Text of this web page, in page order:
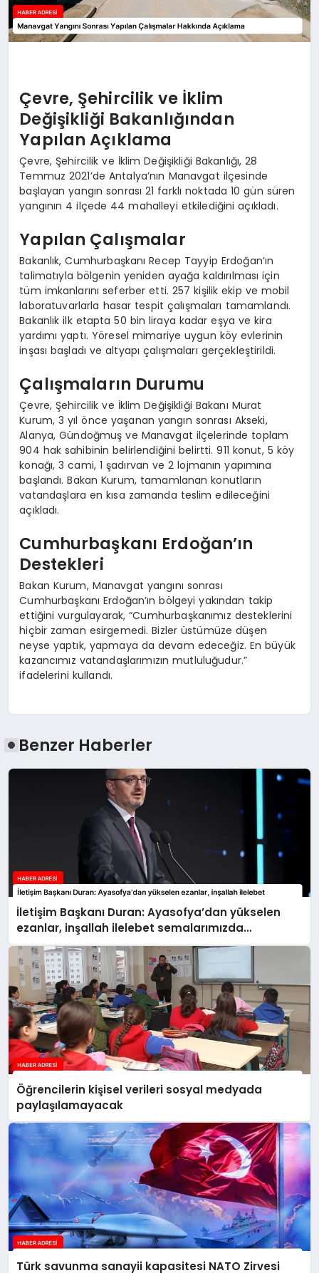
Çevre, Şehircilik ve İklim
Değişikliği Bakanlığından
Yapılan Açıklama
Çevre, Şehircilik ve İklim Değişikliği Bakanlığı, 28
Temmuz 2021’de Antalya’nın Manavgat ilçesinde
başlayan yangın sonrası 21 farklı noktada 10 gün süren
yangının 4 ilçede 44 mahalleyi etkilediğini açıkladı.
Yapılan Çalışmalar
Bakanlık, Cumhurbaşkanı Recep Tayyip Erdoğan’ın
talimatıyla bölgenin yeniden ayağa kaldırılması için
tüm imkanlarını seferber etti. 257 kişilik ekip ve mobil
laboratuvarlarla hasar tespit çalışmaları tamamlandı.
Bakanlık ilk etapta 50 bin liraya kadar eşya ve kira
yardımı yaptı. Yöresel mimariye uygun köy evlerinin
inşası başladı ve altyapı çalışmaları gerçekleştirildi.
Çalışmaların Durumu
Çevre, Şehircilik ve İklim Değişikliği Bakanı Murat
Kurum, 3 yıl önce yaşanan yangın sonrası Akseki,
Alanya, Gündoğmuş ve Manavgat ilçelerinde toplam
904 hak sahibinin belirlendiğini belirtti. 911 konut, 5 köy
konağı, 3 cami, 1 şadırvan ve 2 lojmanın yapımına
başlandı. Bakan Kurum, tamamlanan konutların
vatandaşlara en kısa zamanda teslim edileceğini
açıkladı.
Cumhurbaşkanı Erdoğan’ın
Destekleri
Bakan Kurum, Manavgat yangını sonrası
Cumhurbaşkanı Erdoğan’ın bölgeyi yakından takip
ettiğini vurgulayarak, “Cumhurbaşkanımız desteklerini
hiçbir zaman esirgemedi. Bizler üstümüze düşen
neyse yaptık, yapmaya da devam edeceğiz. En büyük
kazancımız vatandaşlarımızın mutluluğudur.”
ifadelerini kullandı.
Benzer Haberler
İletişim Başkanı Duran: Ayasofya’dan yükselen
ezanlar, inşallah ilelebet semalarımızda
yankılanmaya devam edecektir
Öğrencilerin kişisel verileri sosyal medyada
paylaşılamayacak
Türk savunma sanayii kapasitesi NATO Zirvesi